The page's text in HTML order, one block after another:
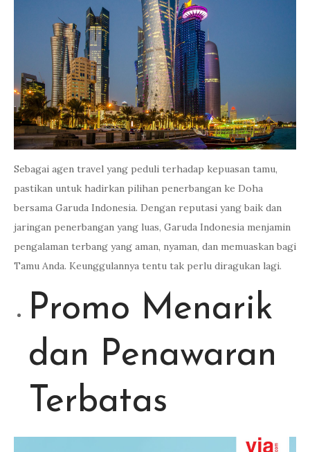
Sebagai agen travel yang peduli terhadap kepuasan tamu,
pastikan untuk hadirkan pilihan penerbangan ke Doha
bersama Garuda Indonesia. Dengan reputasi yang baik dan
jaringan penerbangan yang luas, Garuda Indonesia menjamin
pengalaman terbang yang aman, nyaman, dan memuaskan bagi
Tamu Anda. Keunggulannya tentu tak perlu diragukan lagi.
Promo Menarik
dan Penawaran
Terbatas